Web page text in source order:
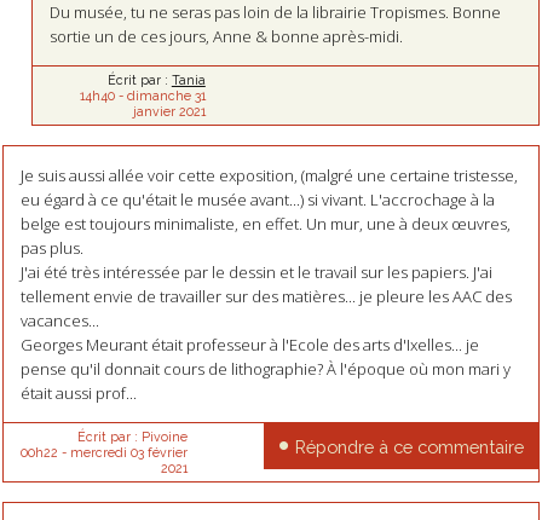
Du musée, tu ne seras pas loin de la librairie Tropismes. Bonne
sortie un de ces jours, Anne & bonne après-midi.
Écrit par : Tania
14h40- dimanche 31
janvier 2021
Je suis aussi allée voir cette exposition, (malgré une certaine tristesse,
eu égard à ce qu'était le musée avant...) si vivant. L'accrochage à la
belge est toujours minimaliste, en effet. Un mur, une à deux œuvres,
pas plus.
J'ai été très intéressée par le dessin et le travail sur les papiers. J'ai
tellement envie de travailler sur des matières... je pleure les AAC des
vacances...
Georges Meurant était professeur à l'Ecole des arts d'Ixelles... je
pense qu'il donnait cours de lithographie? À l'époque où mon mari y
était aussi prof...
Écrit par : Pivoine
00h22 - mercredi 03 février
2021
Répondre à ce commentaire